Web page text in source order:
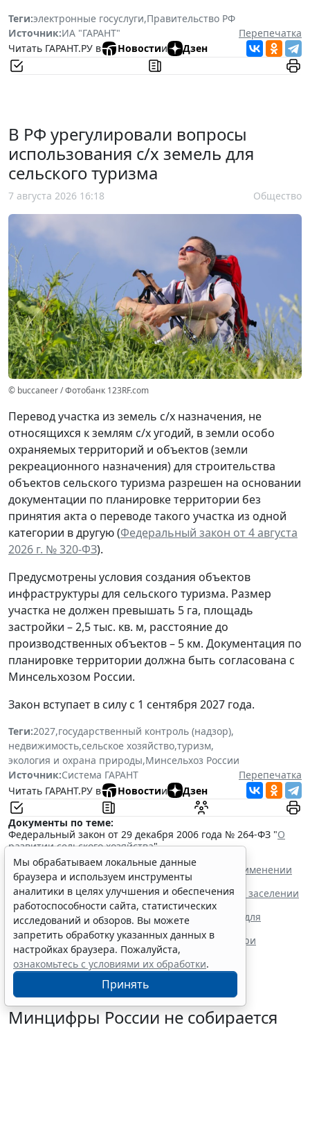
Теги:электронные госуслуги,Правительство РФ
Источник:ИА "ГАРАНТ"
Перепечатка
Читать ГАРАНТ.РУ в
Новостии Дзен
В РФ урегулировали вопросы
использования с/х земель для
сельского туризма
7 августа 2026 16:18 Общество
© buccaneer / Фотобанк 123RF.com
Перевод участка из земель с/х назначения, не
относящихся к землям с/х угодий, в земли особо
охраняемых территорий и объектов (земли
рекреационного назначения) для строительства
объектов сельского туризма разрешен на основании
документации по планировке территории без
принятия акта о переводе такого участка из одной
категории в другую (Федеральный закон от 4 августа
2026 г. № 320-ФЗ).
Предусмотрены условия создания объектов
инфраструктуры для сельского туризма. Размер
участка не должен превышать 5 га, площадь
застройки – 2,5 тыс. кв. м, расстояние до
производственных объектов – 5 км. Документация по
планировке территории должна быть согласована с
Минсельхозом России.
Закон вступает в силу с 1 сентября 2027 года.
Теги:2027,государственный контроль (надзор),
недвижимость,сельское хозяйство,туризм,
экология и охрана природы,Минсельхоз России
Источник:Система ГАРАНТ
Перепечатка
Читать ГАРАНТ.РУ в
Новостии Дзен
Документы по теме:
Федеральный закон от 29 декабря 2006 года № 264-ФЗ "О
развитии сельского хозяйства"
Читайте также:
Как учесть суммы туристического налога при применении
автоматизированной УСН
Роспотребнадзор описал алгоритм действий при заселении
в гостиничный номер
В России появится единая цифровая платформа для
туристической отрасли
Роспотребнадзор рассказал о правах клиентов при
приобретении летних туров
Минцифры России не собирается
Мы обрабатываем локальные данные
браузера и используем инструменты
аналитики в целях улучшения и обеспечения
работоспособности сайта, статистических
исследований и обзоров. Вы можете
запретить обработку указанных данных в
настройках браузера. Пожалуйста,
ознакомьтесь с условиями их обработки.
Принять